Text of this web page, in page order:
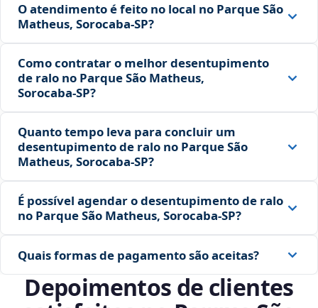
O atendimento é feito no local no Parque São
Matheus, Sorocaba‑SP?
Como contratar o melhor desentupimento
de ralo no Parque São Matheus,
Sorocaba‑SP?
Quanto tempo leva para concluir um
desentupimento de ralo no Parque São
Matheus, Sorocaba‑SP?
É possível agendar o desentupimento de ralo
no Parque São Matheus, Sorocaba‑SP?
Quais formas de pagamento são aceitas?
Depoimentos de clientes